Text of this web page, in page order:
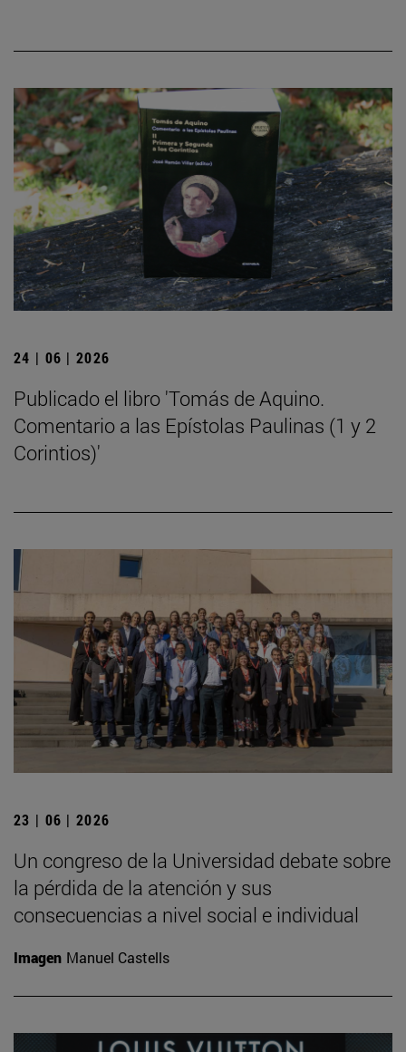
24 | 06 | 2026
Publicado el libro 'Tomás de Aquino.
Comentario a las Epístolas Paulinas (1 y 2
Corintios)'
23 | 06 | 2026
Un congreso de la Universidad debate sobre
la pérdida de la atención y sus
consecuencias a nivel social e individual
Imagen Manuel Castells